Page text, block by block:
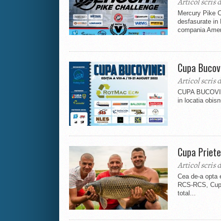
Mercury Pike
desfasurate in
compania
Cupa
Articol scris
CUPA
in locatia
Cupa
Articol scris
Cea de-a opta
RCS-RCS,
total...